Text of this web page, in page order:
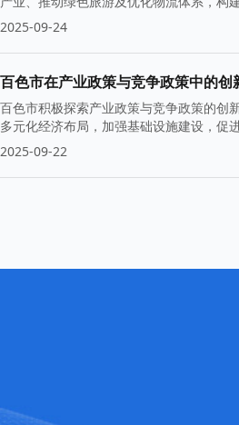
现经济高质量增长。
2025-09-24
百色市在产业政策与竞争政策中的创
百色市积极探索产业政策与竞争政策的创
多元化经济布局，加强基础设施建设，促
2025-09-22